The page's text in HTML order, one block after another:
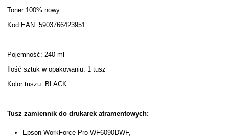
Toner 100% nowy
Kod EAN: 5903766423951
Pojemność: 240 ml
Ilość sztuk w opakowaniu: 1 tusz
Kolor tuszu: BLACK
Tusz zamiennik do drukarek atramentowych:
Epson WorkForce Pro WF6090DWF,